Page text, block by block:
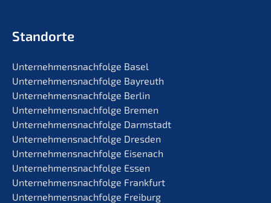
Standorte
Unternehmens­nachfolge Basel
Unternehmens­nachfolge Bayreuth
Unternehmens­nachfolge Berlin
Unternehmens­nachfolge Bremen
Unternehmens­nachfolge Darmstadt
Unternehmens­nachfolge Dresden
Unternehmens­nachfolge Eisenach
Unternehmens­nachfolge Essen
Unternehmens­nachfolge Frankfurt
Unternehmens­nachfolge Freiburg